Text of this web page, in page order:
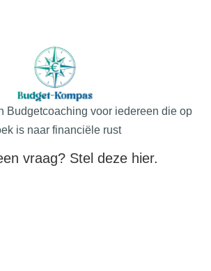
Budgetcoaching voor iedereen die op
is naar financiële rust
vraag? Stel deze hier.